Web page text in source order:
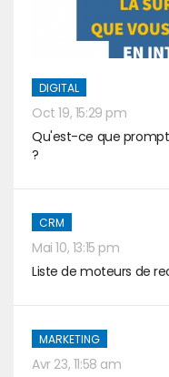
DIGITAL
Oct 19, 15:29 pm
Qu'est-ce que
?
CRM
Mai 10, 13:15 pm
Liste de moteurs de
MARKETING
Avr 23, 11:58 am